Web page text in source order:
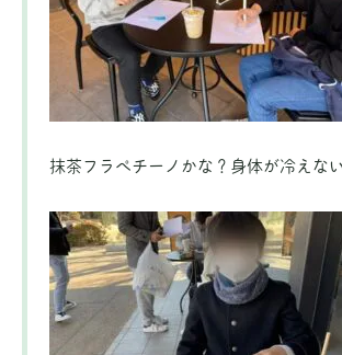
抹茶フラぺチーノかな？身体が冷えな